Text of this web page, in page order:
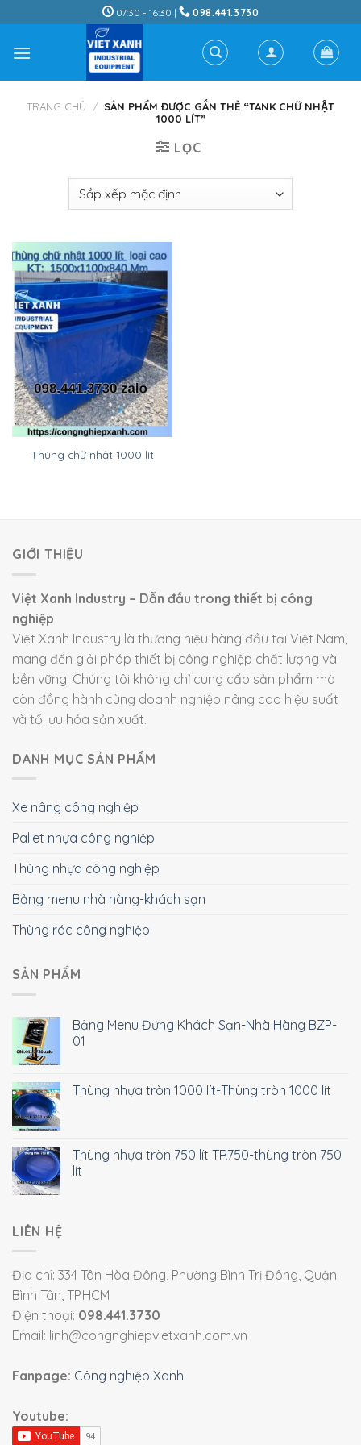
to
content
07:30 - 16:30 | 098.441.3730
TRANG CHỦ / SẢN PHẨM ĐƯỢC GẮN THẺ “TANK CHỮ NHẬT
1000 LÍT”
LỌC
Thùng chữ nhật 1000 lít
GIỚI THIỆU
Việt Xanh Industry – Dẫn đầu trong thiết bị công
nghiệp
Việt Xanh Industry là thương hiệu hàng đầu tại Việt Nam,
mang đến giải pháp thiết bị công nghiệp chất lượng và
bền vững. Chúng tôi không chỉ cung cấp sản phẩm mà
còn đồng hành cùng doanh nghiệp nâng cao hiệu suất
và tối ưu hóa sản xuất.
DANH MỤC SẢN PHẨM
Xe nâng công nghiệp
Pallet nhựa công nghiệp
Thùng nhựa công nghiệp
Bảng menu nhà hàng-khách sạn
Thùng rác công nghiệp
SẢN PHẨM
Bảng Menu Đứng Khách Sạn-Nhà Hàng BZP-
01
Thùng nhựa tròn 1000 lít-Thùng tròn 1000 lít
Thùng nhựa tròn 750 lít TR750-thùng tròn 750
lít
LIÊN HỆ
Địa chỉ: 334 Tân Hòa Đông, Phường Bình Trị Đông, Quận
Bình Tân, TP.HCM
Điện thoại: 098.441.3730
Email: linh@congnghiepvietxanh.com.vn
Fanpage: Công nghiệp Xanh
Youtube: